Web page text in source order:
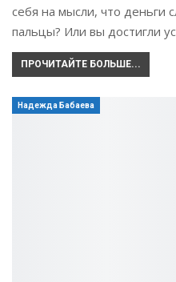
себя на мысли, что деньги
пальцы? Или вы достигли
ПРОЧИТАЙТЕ БОЛЬШЕ...
Надежда Бабаева